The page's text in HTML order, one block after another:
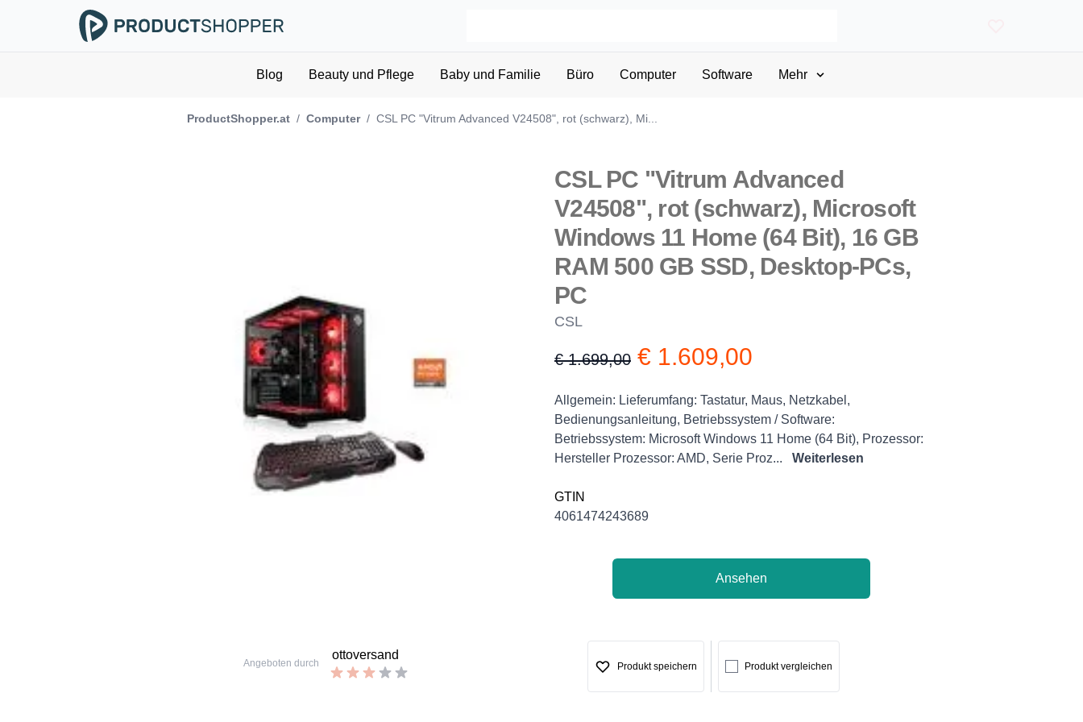
Blog Beauty und Pflege Baby und Familie Büro Computer Software Mehr
ProductShopper.at / Computer / CSL PC "Vitrum Advanced V24508", rot (schwarz), Mi...
CSL PC "Vitrum Advanced
V24508", rot (schwarz), Microsoft
Windows 11 Home (64 Bit), 16 GB
RAM 500 GB SSD, Desktop-PCs,
PC
CSL
Product information
€ 1.699,00 € 1.609,00
Description
Allgemein: Lieferumfang: Tastatur, Maus, Netzkabel,
Bedienungsanleitung, Betriebssystem / Software:
Betriebssystem: Microsoft Windows 11 Home (64 Bit), Prozessor:
Hersteller Prozessor: AMD, Serie Proz...
Weiterlesen
GTIN
4061474243689
Ansehen
Angeboten durch
ottoversand
Produkt speichern Produkt vergleichen